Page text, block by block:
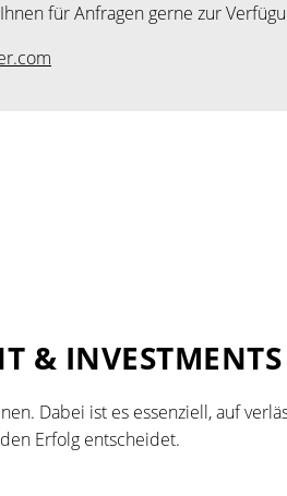
für Anfragen gerne zur
& INVESTMENTS
Dabei ist es essenziell, auf
Erfolg entscheidet.